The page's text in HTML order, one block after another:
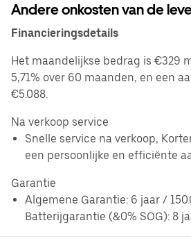
Andere onkosten van de
Financieringsdetails
Het maandelijkse bedrag is €329
5,71% over 60 maanden, en een
€5.088.
Na verkoop service
Snelle service na verkoop,
een persoonlijke en efficiënte
Garantie
Algemene Garantie: 6 jaar /
Batterijgarantie (&0% SOG): 8